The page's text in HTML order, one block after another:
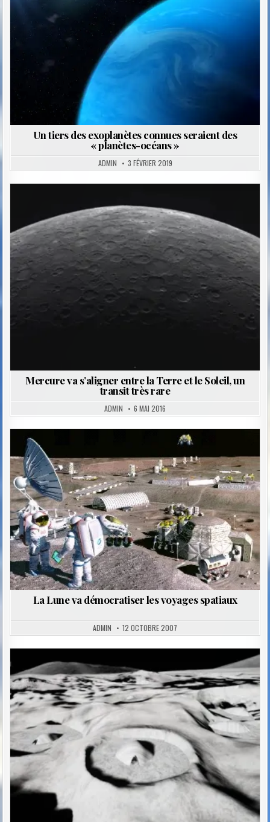
Un tiers des exoplanètes connues seraient des
« planètes-océans »
ADMIN 3 FÉVRIER 2019
Posted
in
Mercure va s’aligner entre la Terre et le Soleil, un
transit très rare
ADMIN 6 MAI 2016
Posted
in
La Lune va démocratiser les voyages spatiaux
ADMIN 12 OCTOBRE 2007
Posted
in